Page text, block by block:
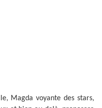
Magda voyante des stars,